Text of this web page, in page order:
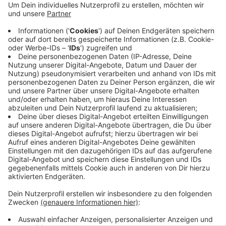
gestiegen – um durchschnittlich zehn Prozent,
auch Gebrauchtwagen sind mittlerweile
Mangelware. Ab Mitte des Jahres wird sich die
Situation voraussichtlich entspannen, heißt es
vom Verband. Bis dahin bittet er die Kundinnen und
Kunden um Geduld.
Veröffentlicht:Dienstag, 08.02.2022 14:58
Anzeige
Anzeige